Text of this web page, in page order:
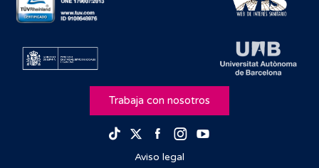
Trabaja con nosotros
TikTokTwitterFacebook
Instagram
Aviso legal